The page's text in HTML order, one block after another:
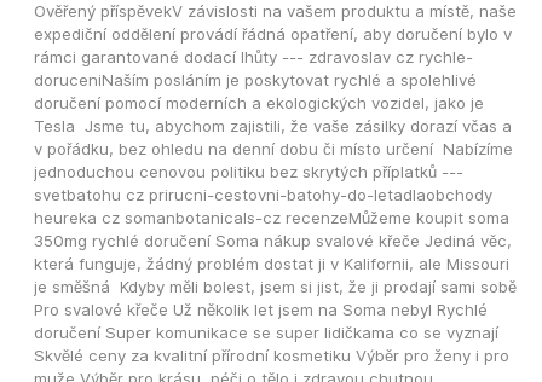
Ověřený příspěvekV závislosti na vašem produktu a místě, naše
expediční oddělení provádí řádná opatření, aby doručení bylo v
rámci garantované dodací lhůty --- zdravoslav cz rychle-
doruceniNaším posláním je poskytovat rychlé a spolehlivé
doručení pomocí moderních a ekologických vozidel, jako je
Tesla  Jsme tu, abychom zajistili, že vaše zásilky dorazí včas a
v pořádku, bez ohledu na denní dobu či místo určení  Nabízíme
jednoduchou cenovou politiku bez skrytých příplatků ---
svetbatohu cz prirucni-cestovni-batohy-do-letadlaobchody
heureka cz somanbotanicals-cz recenzeMůžeme koupit soma
350mg rychlé doručení Soma nákup svalové křeče Jediná věc,
která funguje, žádný problém dostat ji v Kalifornii, ale Missouri
je směšná  Kdyby měli bolest, jsem si jist, že ji prodají sami sobě
Pro svalové křeče Už několik let jsem na Soma nebyl Rychlé
doručení Super komunikace se super lidičkama co se vyznají
Skvělé ceny za kvalitní přírodní kosmetiku Výběr pro ženy i pro